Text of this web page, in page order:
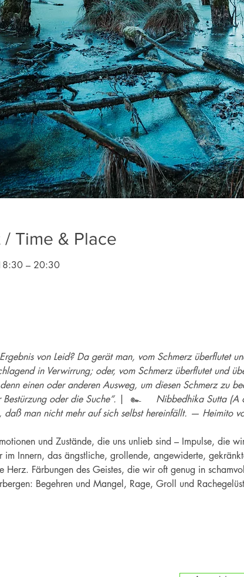
Time & Place
– 20:30
von Leid? Da gerät man, vom Schmerz überflutet
in Verwirrung; oder, vom Schmerz überflutet und
einen oder anderen Ausweg, um diesen Schmerz zu
oder die Suche“. |  ๛ Nibbedhika Sutta (A
daß man nicht mehr auf sich selbst hereinfällt. — Heimito
und Zustände, die uns unlieb sind – Impulse, die
im Innern, das ängstliche, grollende, angewiderte,
Herz. Färbungen des Geistes, die wir oft genug in
Begehren und Mangel, Rage, Groll und